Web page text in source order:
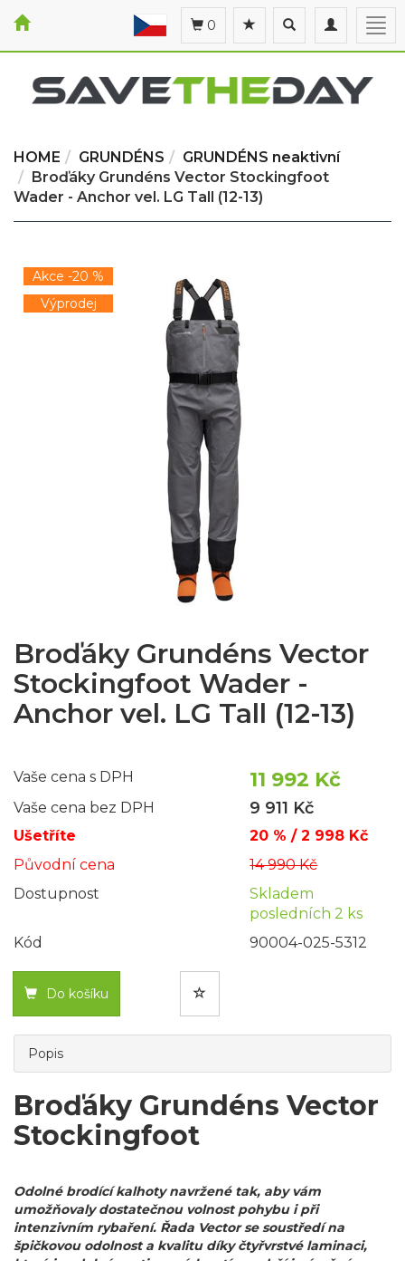
Toggle
navigation
Toggle
search
0
HOME GRUNDÉNS
GRUNDÉNS neaktivní
Broďáky Grundéns Vector Stockingfoot
Wader - Anchor vel. LG Tall (12-13)
Akce -20 %
Výprodej
Broďáky Grundéns Vector
Stockingfoot Wader -
Anchor vel. LG Tall (12-13)
Vaše cena s DPH 11 992 Kč
Vaše cena bez DPH 9 911 Kč
Ušetříte
20 % / 2 998 Kč
Původní cena
14 990 Kč
Dostupnost
Skladem
posledních 2 ks
Kód
90004-025-5312
Do košíku
Popis
Broďáky Grundéns Vector
Stockingfoot
Odolné brodící kalhoty navržené tak, aby vám
umožňovaly dostatečnou volnost pohybu i při
intenzivním rybaření. Řada Vector se soustředí na
špičkovou odolnost a kvalitu díky čtyřvrstvé laminaci,